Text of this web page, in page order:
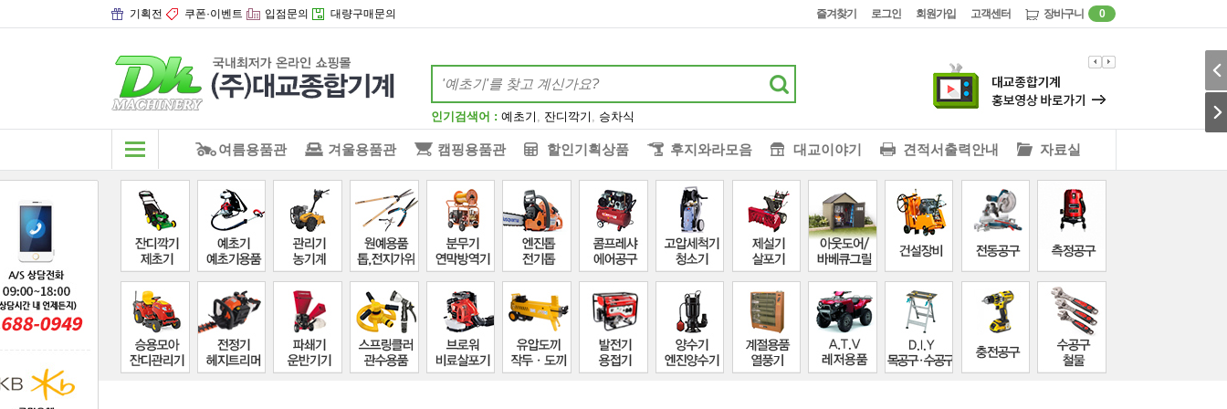
기획전 쿠폰·이벤트 입점문의 대량구매문의 즐겨찾기 로그인 회원가입 고객센터 장바구니 0
인기검색어 : 예초기 , 잔디깍기 , 승차식
여름용품관 겨울용품관 캠핑용품관 할인기획상품 후지와라모음 대교이야기 견적서출력안내 자료실